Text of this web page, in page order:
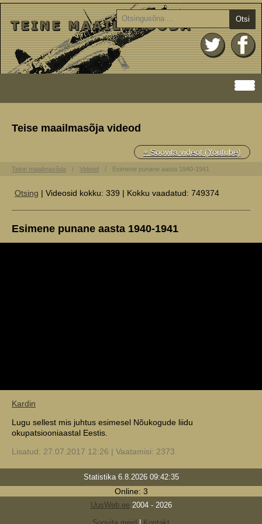
Otsi
Teise maailmasõja videod
+ Soovita videot (Youtube)
Teine maailmasõda Videod Esimene punane aasta 1940-1941
Otsing | Videosid kokku: 339 | Kokku vaadatud: 749374
Esimene punane aasta 1940-1941
Kardin
Lugu sellest mis juhtus esimesel Nõukogude liidu
okupatsiooniaastal Eestis.
Lisatud: 27.07.2017 12:26 | Vaatamisi: 2373
Statistika 6.8.2026 09:42:35
Online: 3
UusWeb.ee2004 - 2026